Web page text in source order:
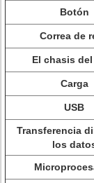
Botón
Correa de
El chasis
Carga
USB
Transferencia
los